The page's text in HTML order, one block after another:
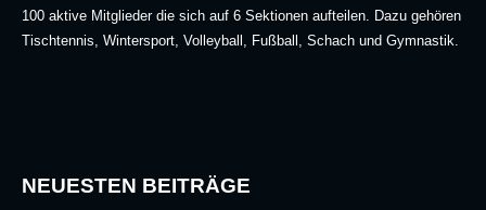
100 aktive Mitglieder die sich auf 6 Sektionen aufteilen. Dazu gehören
Tischtennis, Wintersport, Volleyball, Fußball, Schach und Gymnastik.
NEUESTEN BEITRÄGE